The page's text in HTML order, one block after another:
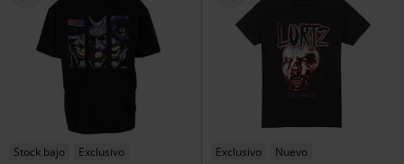
Stock bajo
Exclusivo
Exclusivo
Nuevo